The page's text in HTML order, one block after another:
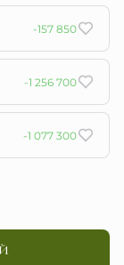
-1 256 700
-1 077 300